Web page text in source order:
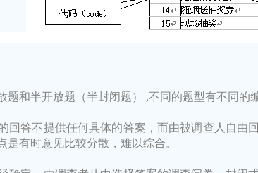
题和半开放题（半封闭题） ,不同的题型有不同的
回答不提供任何具体的答案，而由被调查人自由
有时意见比较分散，难以综合。